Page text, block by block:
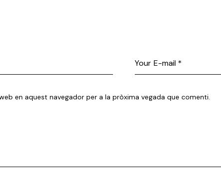
en aquest navegador per a la pròxima vegada que comenti.